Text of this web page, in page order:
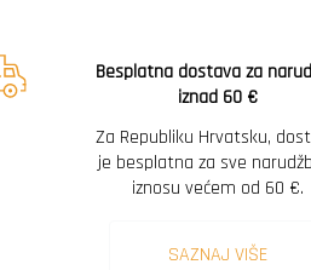
Besplatna dostava za
iznad 60 €
Za Republiku Hrvatsku,
je besplatna za sve
iznosu većem od 60 €.
SAZNAJ VIŠE